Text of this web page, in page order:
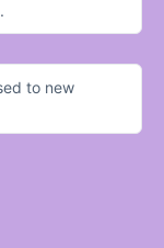
to new